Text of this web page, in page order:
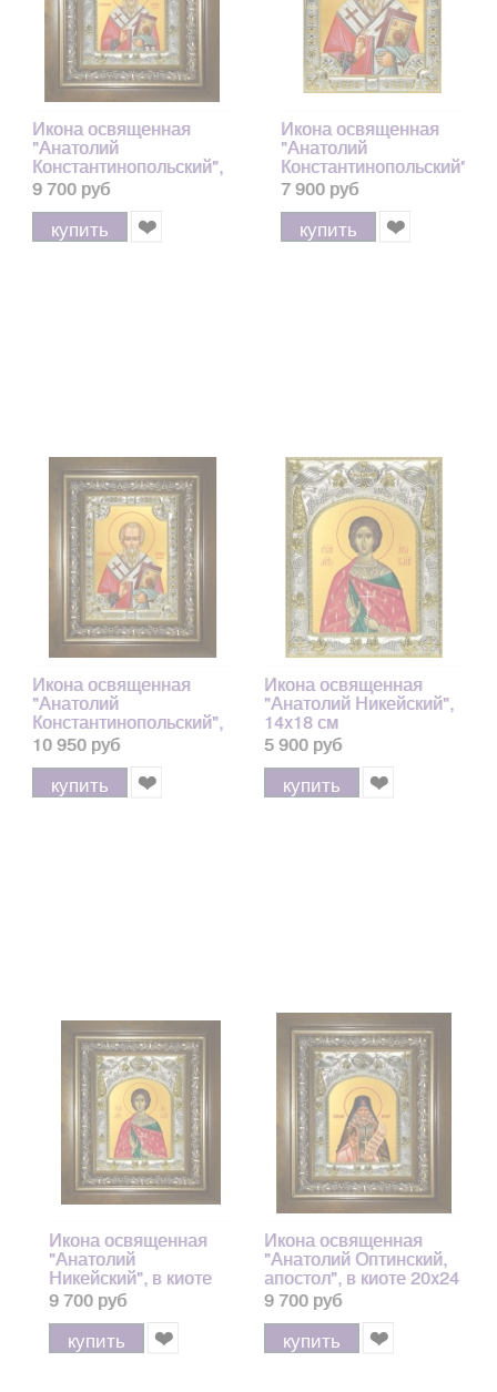
Икона освященная
"Анатолий
Константинопольский",
киоте 20x24 см
9 700 руб
купить
Икона освященная
"Анатолий
Константинопольский",
18х24 см, со стразами
7 900 руб
купить
Икона освященная
"Анатолий
Константинопольский",
в киоте 24x30 см
10 950 руб
купить
Икона освященная
"Анатолий Никейский",
14x18 см
5 900 руб
купить
Икона освященная
"Анатолий
Никейский", в киоте
20x24 см
9 700 руб
купить
Икона освященная
"Анатолий Оптинский,
апостол", в киоте 20x24
см
9 700 руб
купить